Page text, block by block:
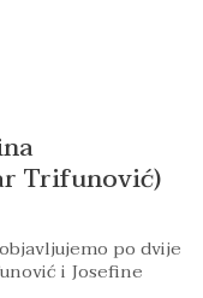
Trifunović)
po dvije
i Josefine